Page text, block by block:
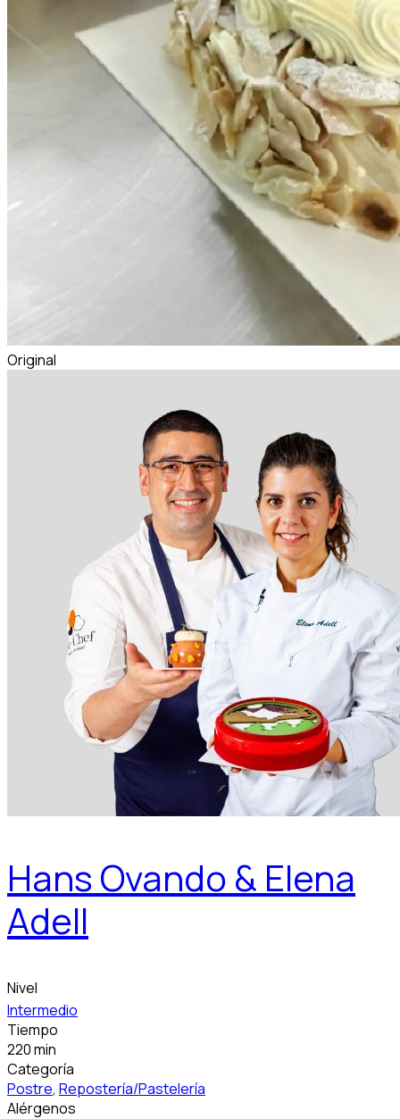
Original
Hans Ovando & Elena
Adell
Nivel
Intermedio
Tiempo
220 min
Categoría
Postre, Repostería/Pastelería
Alérgenos